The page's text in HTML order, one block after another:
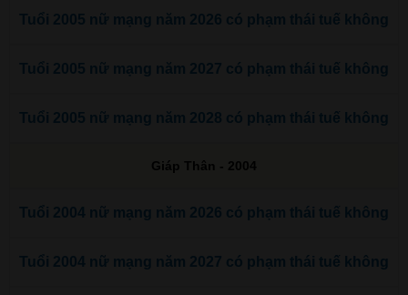
Tuổi 2005 nữ mạng năm 2026 có phạm thái tuế không
Tuổi 2005 nữ mạng năm 2027 có phạm thái tuế không
Tuổi 2005 nữ mạng năm 2028 có phạm thái tuế không
Giáp Thân - 2004
Tuổi 2004 nữ mạng năm 2026 có phạm thái tuế không
Tuổi 2004 nữ mạng năm 2027 có phạm thái tuế không